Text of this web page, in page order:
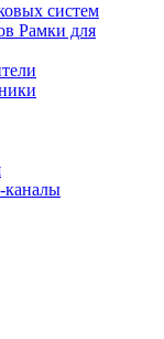
систем
Рамки для
каналы